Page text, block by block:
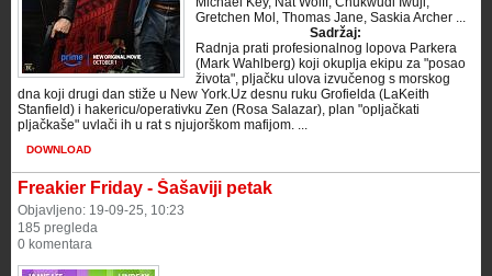
Gretchen Mol, Thomas Jane, Saskia Archer ...
Sadržaj:
Radnja prati profesionalnog lopova Parkera
(Mark Wahlberg) koji okuplja ekipu za "posao
života", pljačku ulova izvučenog s morskog
dna koji drugi dan stiže u New York.Uz desnu ruku Grofielda (LaKeith
Stanfield) i hakericu/operativku Zen (Rosa Salazar), plan "opljačkati
pljačkaše" uvlači ih u rat s njujorškom mafijom. ...
DOWNLOAD
Freakier Friday - Šašaviji petak
Objavljeno: 19-09-25, 10:23
185 pregleda
0 komentara